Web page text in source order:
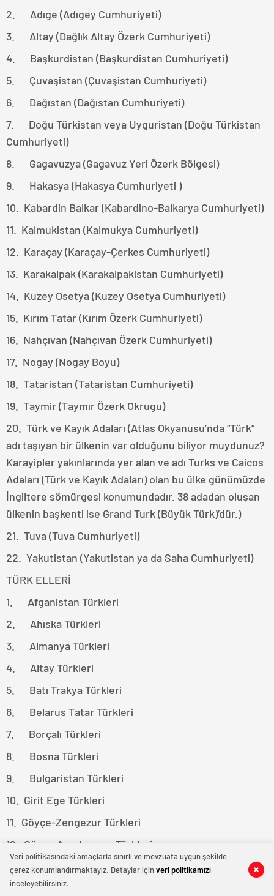
0 0
0 0
2. Adıge (Adıgey Cumhuriyeti)
3. Altay (Dağlık Altay Özerk Cumhuriyeti)
4. Başkurdistan (Başkurdistan Cumhuriyeti)
5. Çuvaşistan (Çuvaşistan Cumhuriyeti)
6. Dağıstan (Dağıstan Cumhuriyeti)
7. Doğu Türkistan veya Uyguristan (Doğu Türkistan
Cumhuriyeti)
8. Gagavuzya (Gagavuz Yeri Özerk Bölgesi)
9. Hakasya (Hakasya Cumhuriyeti )
10. Kabardin Balkar (Kabardino-Balkarya Cumhuriyeti)
11. Kalmukistan (Kalmukya Cumhuriyeti)
12. Karaçay (Karaçay-Çerkes Cumhuriyeti)
13. Karakalpak (Karakalpakistan Cumhuriyeti)
14. Kuzey Osetya (Kuzey Osetya Cumhuriyeti)
15. Kırım Tatar (Kırım Özerk Cumhuriyeti)
16. Nahçıvan (Nahçıvan Özerk Cumhuriyeti)
17. Nogay (Nogay Boyu)
18. Tataristan (Tataristan Cumhuriyeti)
19. Taymir (Taymır Özerk Okrugu)
20. Türk ve Kayık Adaları (Atlas Okyanusu’nda “Türk”
adı taşıyan bir ülkenin var olduğunu biliyor muydunuz?
Karayipler yakınlarında yer alan ve adı Turks ve Caicos
Adaları (Türk ve Kayık Adaları) olan bu ülke günümüzde
İngiltere sömürgesi konumundadır. 38 adadan oluşan
ülkenin başkenti ise Grand Turk (Büyük Türk)’dür.)
21. Tuva (Tuva Cumhuriyeti)
22. Yakutistan (Yakutistan ya da Saha Cumhuriyeti)
TÜRK ELLERİ
1. Afganistan Türkleri
2. Ahıska Türkleri
3. Almanya Türkleri
4. Altay Türkleri
5. Batı Trakya Türkleri
6. Belarus Tatar Türkleri
7. Borçalı Türkleri
8. Bosna Türkleri
9. Bulgaristan Türkleri
10. Girit Ege Türkleri
11. Göyçe-Zengezur Türkleri
12. Güney Azerbaycan Türkleri
13. Güney Türkistan Türkleri
14. Güney Türkmenistan Türkleri
Veri politikasındaki amaçlarla sınırlı ve mevzuata uygun şekilde
çerez konumlandırmaktayız. Detaylar içinveri politikamızı
inceleyebilirsiniz.